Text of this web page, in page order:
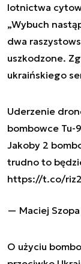
lotnictwa
„Wybuch
dwa
uszkodzone.
ukraińskiego
Uderzenie
bombowce Tu-
Jakoby 2
trudno to
https://t.co/
— Maciej
O użyciu